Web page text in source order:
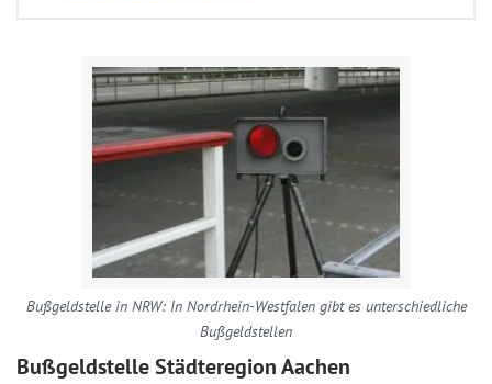
Bußgeldstelle in NRW: In Nordrhein-Westfalen gibt es unterschiedliche
Bußgeldstellen
Bußgeldstelle Städteregion Aachen